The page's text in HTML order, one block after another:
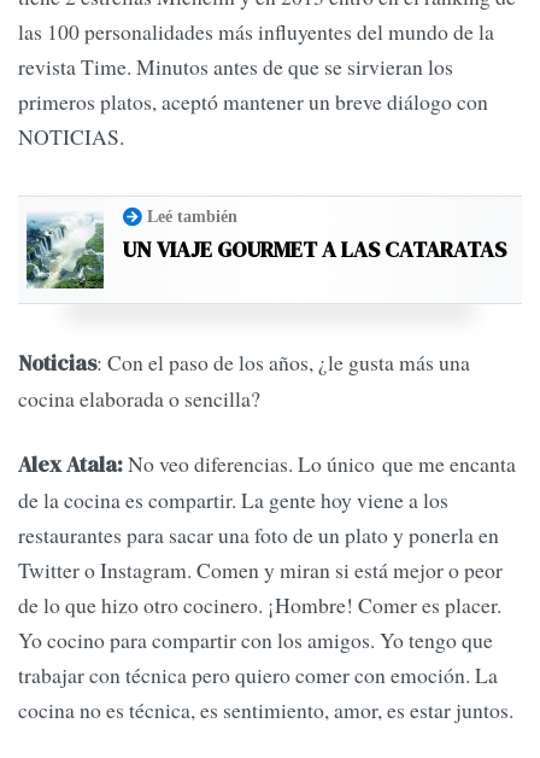
las 100 personalidades más influyentes del mundo de la
revista Time. Minutos antes de que se sirvieran los
primeros platos, aceptó mantener un breve diálogo con
NOTICIAS.
Leé también
UN VIAJE GOURMET A LAS CATARATAS
Noticias: Con el paso de los años, ¿le gusta más una
cocina elaborada o sencilla?
Alex Atala:No veo diferencias. Lo único que me encanta
de la cocina es compartir. La gente hoy viene a los
restaurantes para sacar una foto de un plato y ponerla en
Twitter o Instagram. Comen y miran si está mejor o peor
de lo que hizo otro cocinero. ¡Hombre! Comer es placer.
Yo cocino para compartir con los amigos. Yo tengo que
trabajar con técnica pero quiero comer con emoción. La
cocina no es técnica, es sentimiento, amor, es estar juntos.